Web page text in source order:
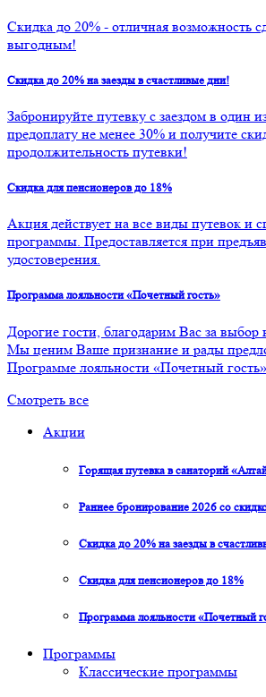
Скидка до 20% - отличная возможность
выгодным!
Скидка до 20% на заезды в счастливые дни!
Забронируйте путевку с заездом в один
предоплату не менее 30% и получите
продолжительность путевки!
Скидка для пенсионеров до 18%
Акция действует на все виды путевок и
программы. Предоставляется при
удостоверения.
Программа лояльности «Почетный гость»
Дорогие гости, благодарим Вас за выбор
Мы ценим Ваше признание и рады
Программе лояльности «Почетный гость».
Смотреть все
Акции
Горящая путевка в санаторий
Раннее бронирование 2026 со
Скидка до 20% на заезды в
Скидка для пенсионеров до 18%
Программа лояльности «Почетный
Программы
Классические программы